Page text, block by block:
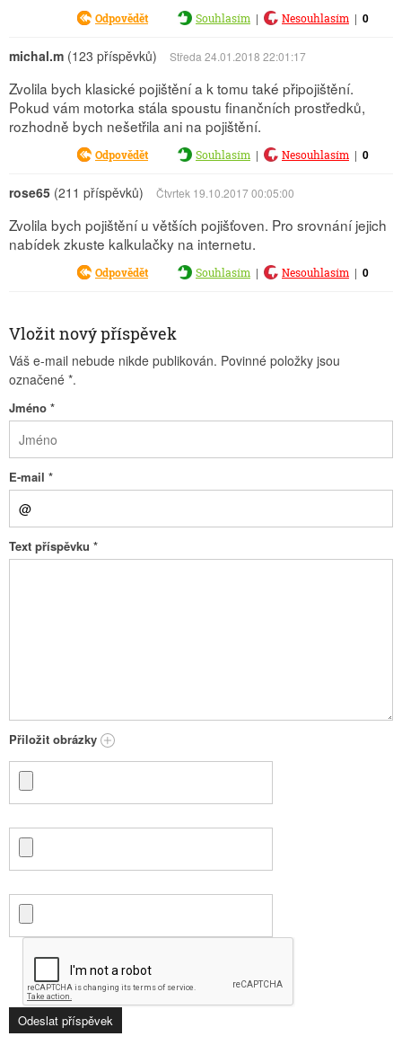
Odpovědět Souhlasím | Nesouhlasím | 0
michal.m (123 příspěvků) Středa 24.01.2018 22:01:17
Zvolila bych klasické pojištění a k tomu také připojištění.
Pokud vám motorka stála spoustu finančních prostředků,
rozhodně bych nešetřila ani na pojištění.
Odpovědět Souhlasím | Nesouhlasím | 0
rose65 (211 příspěvků) Čtvrtek 19.10.2017 00:05:00
Zvolila bych pojištění u větších pojišťoven. Pro srovnání jejich
nabídek zkuste kalkulačky na internetu.
Odpovědět Souhlasím | Nesouhlasím | 0
Vložit nový příspěvek
Váš e-mail nebude nikde publikován. Povinné položky jsou
označené *.
Jméno *
E-mail *
Text příspěvku *
Přiložit obrázky